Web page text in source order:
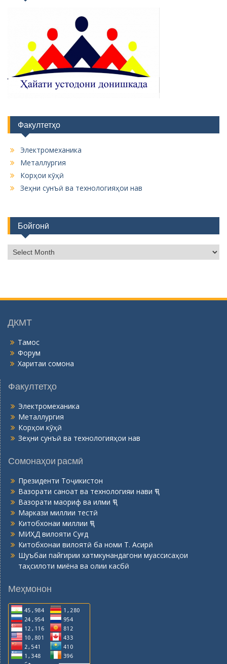
Факултетҳо
Электромеханика
Металлургия
Корҳои кӯҳӣ
Зеҳни сунъӣ ва технологияҳои нав
Бойгонӣ
о
н
ДКМТ
Тамос
Форум
Харитаи сомона
Факултетҳо
Электромеханика
Металлургия
Корҳои кӯҳӣ
Зеҳни сунъӣ ва технологияҳои нав
Сомонаҳои расмӣ
Президенти Тоҷикистон
Вазорати саноат ва технологияи нави ҶТ
Вазорати маориф ва илми ҶТ
Маркази миллии тестӣ
Китобхонаи миллии ҶТ
МИҲД вилояти Суғд
Китобхонаи вилоятӣ ба номи Т. Асирӣ
Шуъбаи пайгирии хатмкунандагони муассисаҳои
таҳсилоти миёна ва олии касбӣ
Меҳмонон